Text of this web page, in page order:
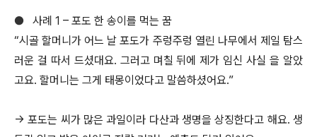
●
사례 1 – 포도 한 송이를 먹는 꿈
“시골 할머니가 어느 날 포도가 주렁주렁 열린 나무에서 제일 탐스
러운 걸 따서 드셨대요. 그러고 며칠 뒤에 제가 임신 사실 을 알았
고요. 할머니는 그게 태몽이었다고 말씀하셨어요.”
→ 포도는 씨가 많은 과일이라 다산과 생명을 상징한다고 해요. 생